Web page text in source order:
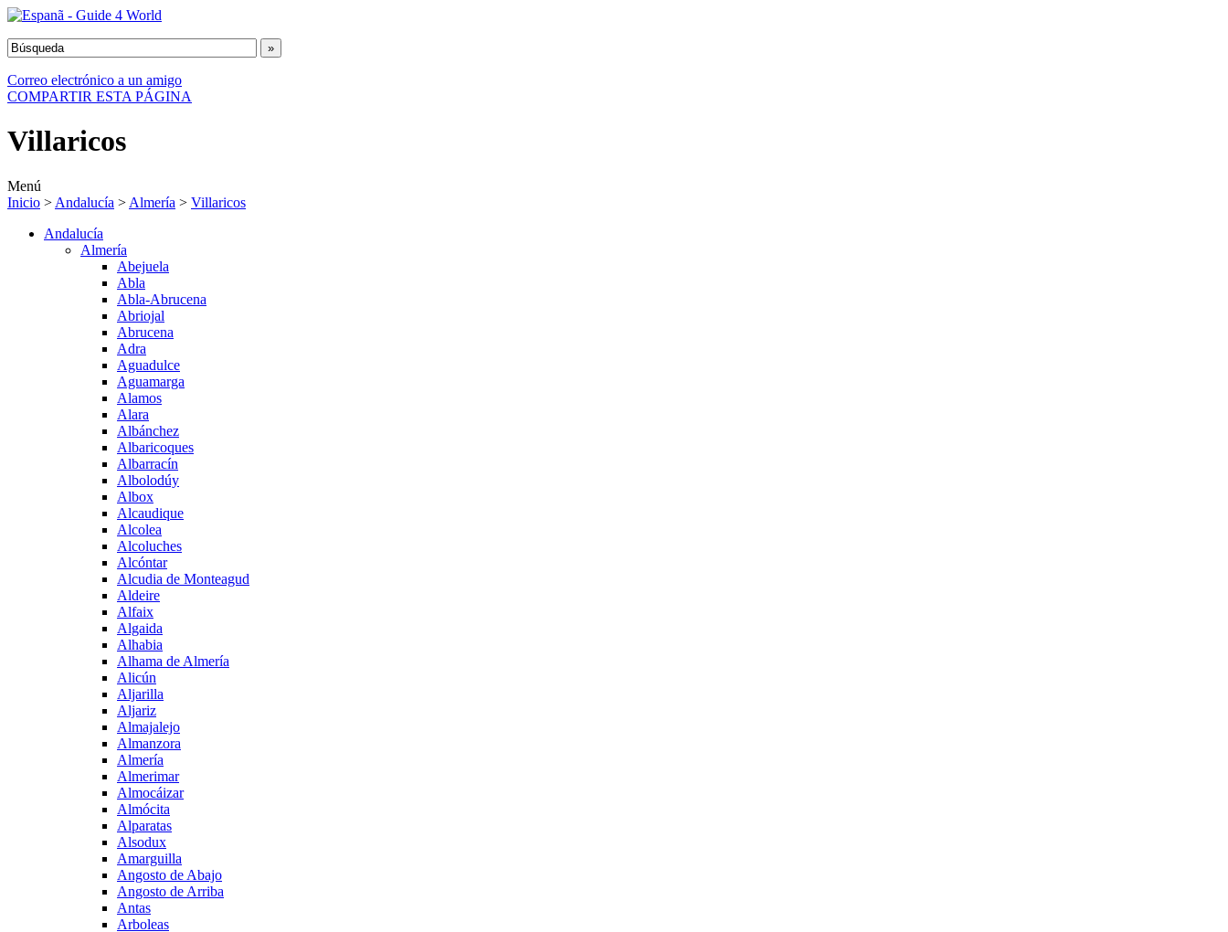
Correo electrónico a un amigo
COMPARTIR ESTA PÁGINA
Villaricos
Menú
Inicio > Andalucía > Almería > Villaricos
Andalucía
Almería
Abejuela
Abla
Abla-Abrucena
Abriojal
Abrucena
Adra
Aguadulce
Aguamarga
Alamos
Alara
Albánchez
Albaricoques
Albarracín
Albolodúy
Albox
Alcaudique
Alcolea
Alcoluches
Alcóntar
Alcudia de Monteagud
Aldeire
Alfaix
Algaida
Alhabia
Alhama de Almería
Alicún
Aljarilla
Aljariz
Almajalejo
Almanzora
Almería
Almerimar
Almocáizar
Almócita
Alparatas
Alsodux
Amarguilla
Angosto de Abajo
Angosto de Arriba
Antas
Arboleas